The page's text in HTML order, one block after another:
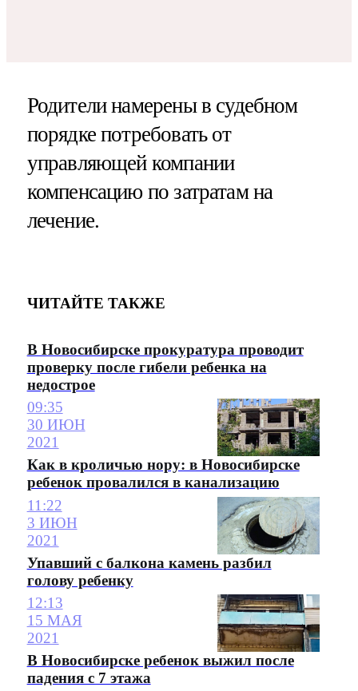
Родители намерены в судебном
порядке потребовать от
управляющей компании
компенсацию по затратам на
лечение.
ЧИТАЙТЕ ТАКЖЕ
В Новосибирске прокуратура проводит
проверку после гибели ребенка на
недострое
09:35
30 ИЮН
2021
Как в кроличью нору: в Новосибирске
ребенок провалился в канализацию
11:22
3 ИЮН
2021
Упавший с балкона камень разбил
голову ребенку
12:13
15 МАЯ
2021
В Новосибирске ребенок выжил после
падения с 7 этажа